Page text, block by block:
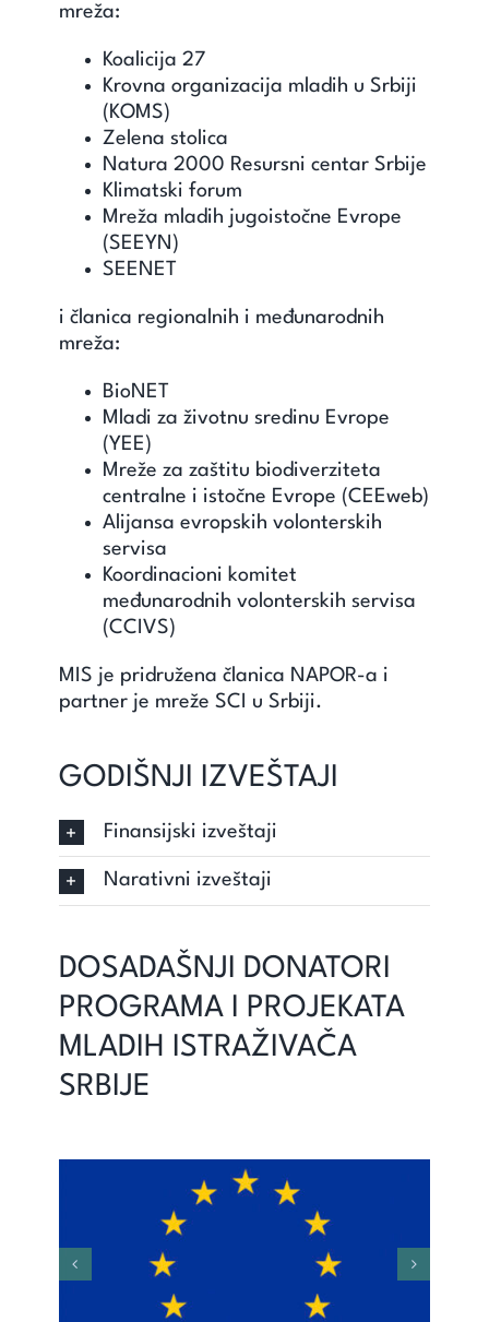
mreža:
Koalicija 27
Krovna organizacija mladih u Srbiji
(KOMS)
Zelena stolica
Natura 2000 Resursni centar Srbije
Klimatski forum
Mreža mladih jugoistočne Evrope
(SEEYN)
SEENET
i članica regionalnih i međunarodnih
mreža:
BioNET
Mladi za životnu sredinu Evrope
(YEE)
Mreže za zaštitu biodiverziteta
centralne i istočne Evrope (CEEweb)
Alijansa evropskih volonterskih
servisa
Koordinacioni komitet
međunarodnih volonterskih servisa
(CCIVS)
MIS je pridružena članica NAPOR-a i
partner je mreže SCI u Srbiji.
GODIŠNJI IZVEŠTAJI
Finansijski izveštaji
Narativni izveštaji
DOSADAŠNJI DONATORI
PROGRAMA I PROJEKATA
MLADIH ISTRAŽIVAČA
SRBIJE